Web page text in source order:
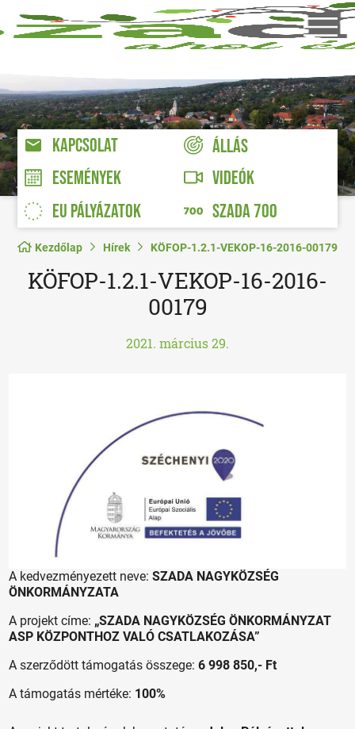
KAPCSOLAT
ÁLLÁS
ESEMÉNYEK
VIDEÓK
EU PÁLYÁZATOK
SZADA 700
Kezdőlap Hírek KÖFOP-1.2.1-VEKOP-16-2016-00179
KÖFOP-1.2.1-VEKOP-16-2016-
00179
2021. március 29.
A kedvezményezett neve:SZADA NAGYKÖZSÉG
ÖNKORMÁNYZATA
A projekt címe: „SZADA NAGYKÖZSÉG ÖNKORMÁNYZAT
ASP KÖZPONTHOZ VALÓ CSATLAKOZÁSA”
A szerződött támogatás összege:6 998 850,- Ft
A támogatás mértéke: 100%